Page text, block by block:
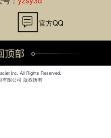
官方QQ
All Rights Reserved.
有限公司 版权所有